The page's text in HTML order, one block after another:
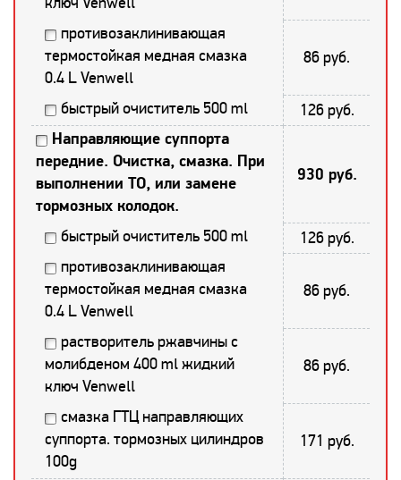
противозаклинивающая
термостойкая медная смазка
0.4 L Venwell
86 руб.
быстрый очиститель 500 ml 126 руб.
Направляющие суппорта
передние. Очистка, смазка. При
выполнении ТО, или замене
тормозных колодок.
930 руб.
быстрый очиститель 500 ml
126 руб.
противозаклинивающая
термостойкая медная смазка
0.4 L Venwell
86 руб.
растворитель ржавчины с
молибденом 400 ml жидкий
ключ Venwell
86 руб.
смазка ГТЦ направляющих
суппорта. тормозных цилиндров
100g
171 руб.